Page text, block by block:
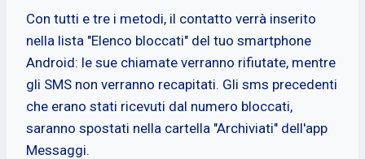
Con tutti e tre i metodi, il contatto verrà inserito
nella lista "Elenco bloccati" del tuo smartphone
Android: le sue chiamate verranno rifiutate, mentre
gli SMS non verranno recapitati. Gli sms precedenti
che erano stati ricevuti dal numero bloccati,
saranno spostati nella cartella "Archiviati" dell'app
Messaggi.